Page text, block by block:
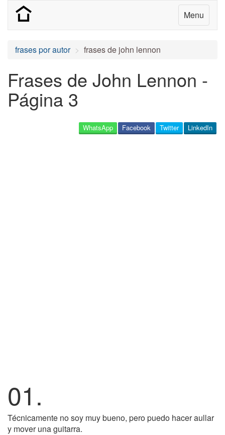
Menu
frases por autor frases de john lennon
Frases de John Lennon -
Página 3
LinkedIn
Twitter
Facebook
WhatsApp
01.
Técnicamente no soy muy bueno, pero puedo hacer aullar
y mover una guitarra.